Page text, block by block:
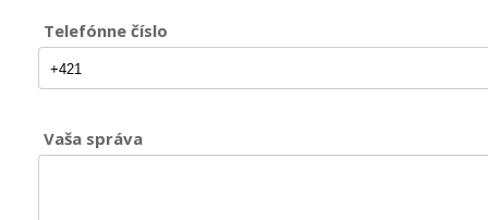
Telefónne číslo
Vaša správa